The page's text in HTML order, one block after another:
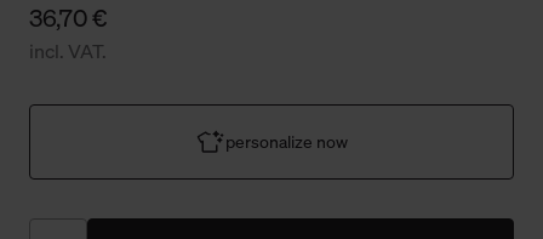
36,70 €
incl. VAT.
personalize now